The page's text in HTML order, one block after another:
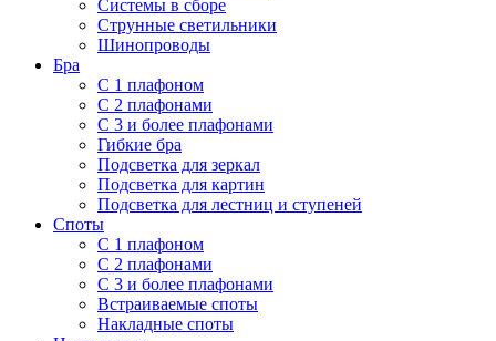
Системы в сборе
Струнные светильники
Шинопроводы
Бра
С 1 плафоном
С 2 плафонами
С 3 и более плафонами
Гибкие бра
Подсветка для зеркал
Подсветка для картин
Подсветка для лестниц и ступеней
Споты
С 1 плафоном
С 2 плафонами
С 3 и более плафонами
Встраиваемые споты
Накладные споты